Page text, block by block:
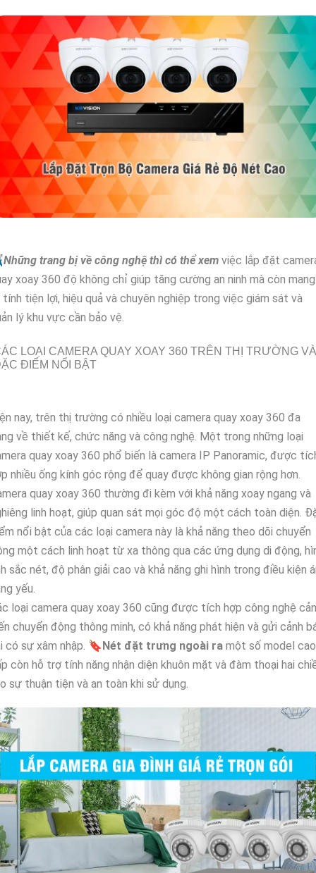
Những trang bị về công nghệ thì có thể xem việc lắp đặt
xoay 360 độ không chỉ giúp tăng cường an ninh mà còn mang
tính tiện lợi, hiệu quả và chuyên nghiệp trong việc giám sát và
lý khu vực cần bảo vệ.
LOẠI CAMERA QUAY XOAY 360 TRÊN THỊ TRƯỜNG VÀ
ĐIỂM NỔI BẬT
nay, trên thị trường có nhiều loại camera quay xoay 360 đa
về thiết kế, chức năng và công nghệ. Một trong những loại
quay xoay 360 phổ biến là camera IP Panoramic, được
nhiều ống kính góc rộng để quay được không gian rộng hơn.
quay xoay 360 thường đi kèm với khả năng xoay ngang và
linh hoạt, giúp quan sát mọi góc độ một cách toàn diện.
nổi bật của các loại camera này là khả năng theo dõi chuyển
một cách linh hoạt từ xa thông qua các ứng dụng di động,
sắc nét, độ phân giải cao và khả năng ghi hình trong điều kiện
yếu.
loại camera quay xoay 360 cũng được tích hợp công nghệ
chuyển động thông minh, có khả năng phát hiện và gửi cảnh
có sự xâm nhập. 🔖 Nét đặt trưng ngoài ra một số model cao
còn hỗ trợ tính năng nhận diện khuôn mặt và đàm thoại hai
sự thuận tiện và an toàn khi sử dụng.